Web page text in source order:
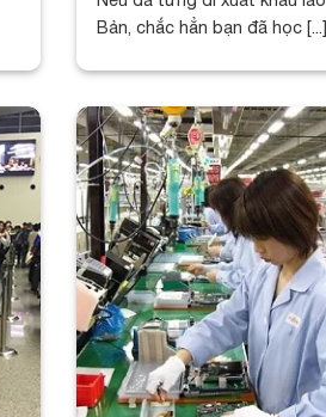
Bản, chắc hẳn bạn đã học [...]